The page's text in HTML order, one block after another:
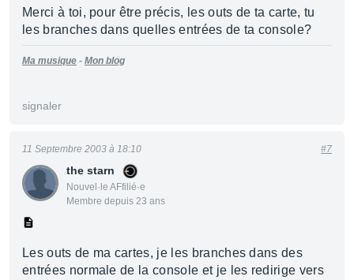
Merci à toi, pour être précis, les outs de ta carte, tu
les branches dans quelles entrées de ta console?
Ma musique - Mon blog
signaler
the starn
Nouvel·le AFfilié·e
Membre depuis 23 ans
11 Septembre 2003 à 18:10 #7
Les outs de ma cartes, je les branches dans des
entrées normale de la console et je les redirige vers